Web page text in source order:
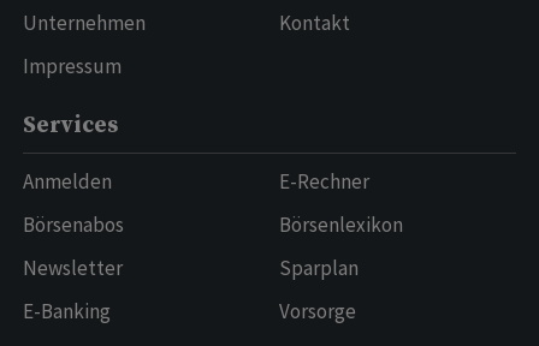
Unternehmen
Impressum
Kontakt
Services
Anmelden
Börsenabos
Newsletter
E-Banking
E-Rechner
Börsenlexikon
Sparplan
Vorsorge